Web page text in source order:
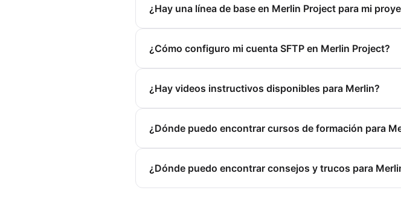
¿Hay una línea de base en Merlin Project para mi
¿Cómo configuro mi cuenta SFTP en Merlin Project?
¿Hay videos instructivos disponibles para Merlin?
¿Dónde puedo encontrar cursos de formación para
¿Dónde puedo encontrar consejos y trucos para